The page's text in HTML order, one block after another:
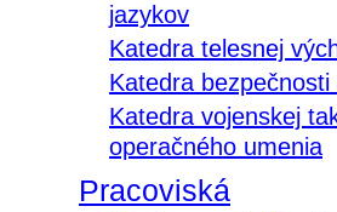
jazykov
Katedra telesnej
Katedra
Katedra vojenskej
operačného umenia
Pracoviská